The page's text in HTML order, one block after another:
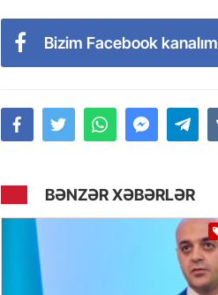
Bizim Facebook
BƏNZƏR XƏBƏRLƏR